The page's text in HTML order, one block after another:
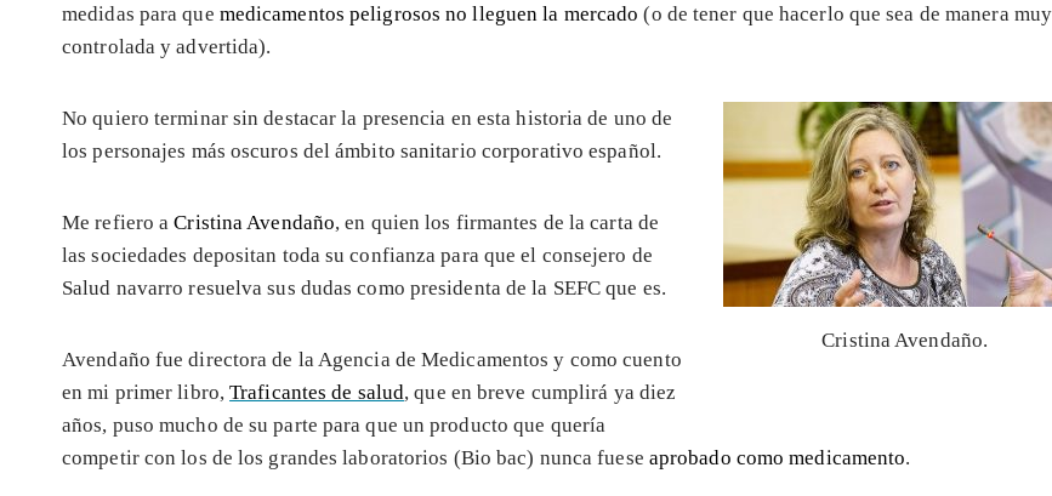
medidas para que medicamentos peligrosos no lleguen la mercado (o de tener que hacerlo que sea de manera muy
controlada y advertida).
Cristina Avendaño.
No quiero terminar sin destacar la presencia en esta historia de uno de
los personajes más oscuros del ámbito sanitario corporativo español.
Me refiero aCristina Avendaño, en quien los firmantes de la carta de
las sociedades depositan toda su confianza para que el consejero de
Salud navarro resuelva sus dudas como presidenta de la SEFC que es.
Avendaño fue directora de la Agencia de Medicamentos y como cuento
en mi primer libro,Traficantes de salud, que en breve cumplirá ya diez
años, puso mucho de su parte para que un producto que quería
competir con los de los grandes laboratorios (Bio bac) nunca fuese aprobado como medicamento.